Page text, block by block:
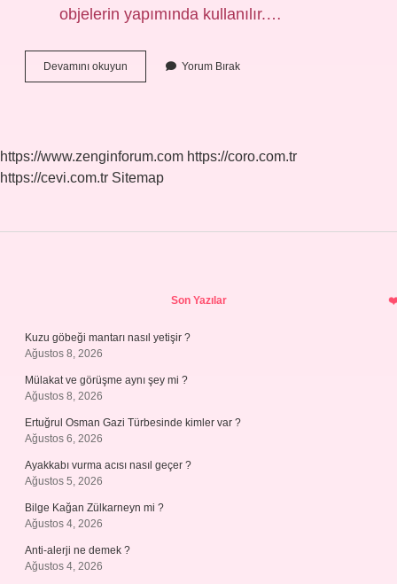
objelerin yapımında kullanılır.…
Devamını okuyun Sedefkari
Ne
Yorum Bırak
https://www.zenginforum.com https://coro.com.tr
https://cevi.com.tr Sitemap
Son Yazılar
Kuzu göbeği mantarı nasıl yetişir ?
Ağustos 8, 2026
Mülakat ve görüşme aynı şey mi ?
Ağustos 8, 2026
Ertuğrul Osman Gazi Türbesinde kimler var ?
Ağustos 6, 2026
Ayakkabı vurma acısı nasıl geçer ?
Ağustos 5, 2026
Bilge Kağan Zülkarneyn mi ?
Ağustos 4, 2026
Anti-alerji ne demek ?
Ağustos 4, 2026